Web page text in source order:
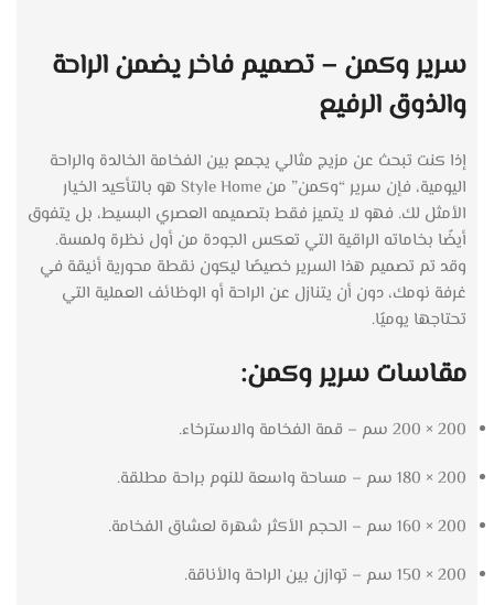
سرير وكمن – تصميم فاخر يضمن الراحة
والذوق الرفيع
إذا كنت تبحث عن مزيج مثالي يجمع بين الفخامة الخالدة والراحة
اليومية، فإن سرير “وكمن” من Style Home هو بالتأكيد الخيار
الأمثل لك. فهو لا يتميز فقط بتصميمه العصري البسيط، بل يتفوق
أيضًا بخاماته الراقية التي تعكس الجودة من أول نظرة ولمسة.
وقد تم تصميم هذا السرير خصيصًا ليكون نقطة محورية أنيقة في
غرفة نومك، دون أن يتنازل عن الراحة أو الوظائف العملية التي
تحتاجها يوميًا.
مقاسات سرير وكمن:
200 × 200 سم – قمة الفخامة والاسترخاء.
200 × 180 سم – مساحة واسعة للنوم براحة مطلقة.
200 × 160 سم – الحجم الأكثر شهرة لعشاق الفخامة.
200 × 150 سم – توازن بين الراحة والأناقة.